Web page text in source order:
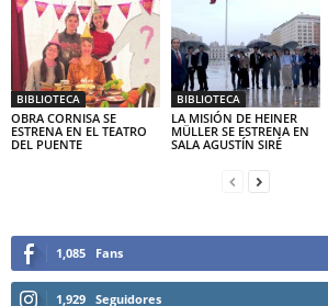
BIBLIOTECA
OBRA CORNISA SE
ESTRENA EN EL TEATRO
DEL PUENTE
BIBLIOTECA
LA MISIÓN DE HEINER
MÜLLER SE ESTRENA EN
SALA AGUSTÍN SIRÉ
1,085 Fans
1,929 Seguidores